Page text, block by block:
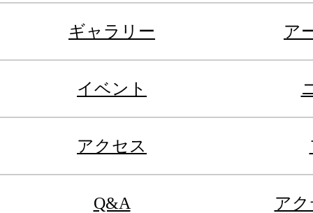
ギャラリー ア
イベント
アクセス
Q&A ア